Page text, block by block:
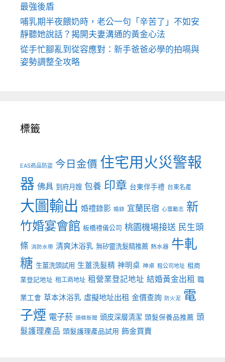
最強後盾
哺乳期半夜餵奶時，老公一句「辛苦了」不如安
靜聽她說話？揭開夫妻溝通的黃金心法
從手忙腳亂到從容應對：新手爸爸必學的拍嗝與
姿勢調整全攻略
標籤
EAS商品防盜 今日金價 住宅用火災警報
器 佛具 到府月嫂 包養 印章 台東伴手禮 台東名產
大圖輸出 婚禮錄影 婚錄 宜蘭民宿 心靈勵志 新
竹婚宴會館 板橋禮儀公司 桃園機場接送 民生頭
條 消防水帶 清爽沐浴乳 無矽靈洗髮精推薦 熱水器 牛軋
糖 生薑洗頭試用 生薑洗髮精 神明桌 神桌 租公司地址 租商
業登記地址 租工商地址 租營業登記地址 結婚黃金出租 職
業工會 草本沐浴乳 虛擬地址出租 金價查詢 防火泥
電
子煙 電子菸 頭條新聞 頭皮深層清潔 頭髮保養品推薦 頭
髮護理產品 頭髮護理產品試用 飾金買賣